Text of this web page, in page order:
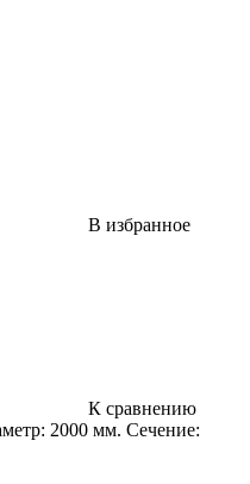
В избранное
К сравнению
2000 мм. Сечение: